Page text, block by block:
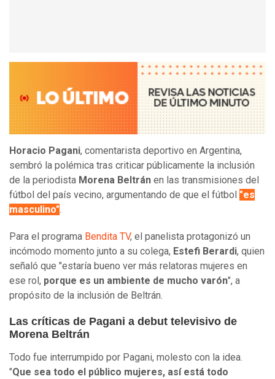
Horacio Pagani, comentarista deportivo en Argentina,
sembró la polémica tras criticar públicamente la inclusión
de la periodista Morena Beltrán en las transmisiones del
fútbol del país vecino, argumentando de que el fútbol "es
masculino".
Para el programa Bendita TV, el panelista protagonizó un
incómodo momento junto a su colega, Estefi Berardi, quien
señaló que "estaría bueno ver más relatoras mujeres en
ese rol, porque es un ambiente de mucho varón", a
propósito de la inclusión de Beltrán.
Las críticas de Pagani a debut televisivo de
Morena Beltrán
Todo fue interrumpido por Pagani, molesto con la idea.
"Que sea todo el público mujeres, así está todo